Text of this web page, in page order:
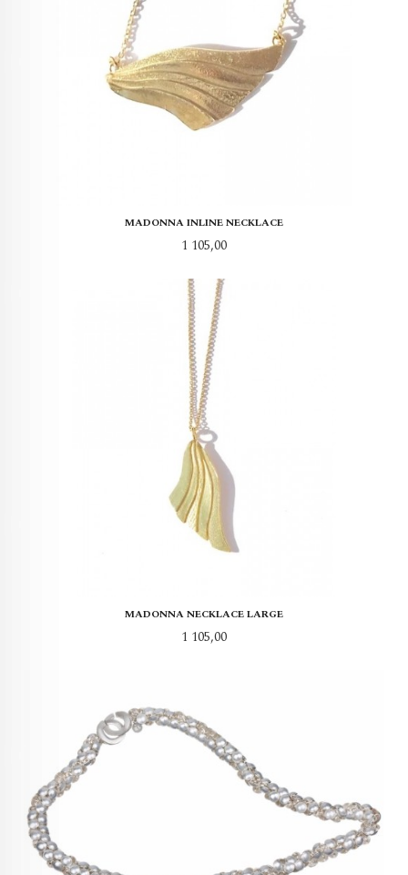
MADONNA INLINE NECKLACE
Pris
1 105,00
MADONNA NECKLACE LARGE
Pris
1 105,00